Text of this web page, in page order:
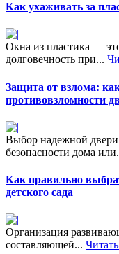
Как ухаживать за
Окна из пластика —
долговечность при...
Защита от взлома:
противовзломности
Выбор надежной
безопасности дома
Как правильно
детского сада
Организация
составляющей...